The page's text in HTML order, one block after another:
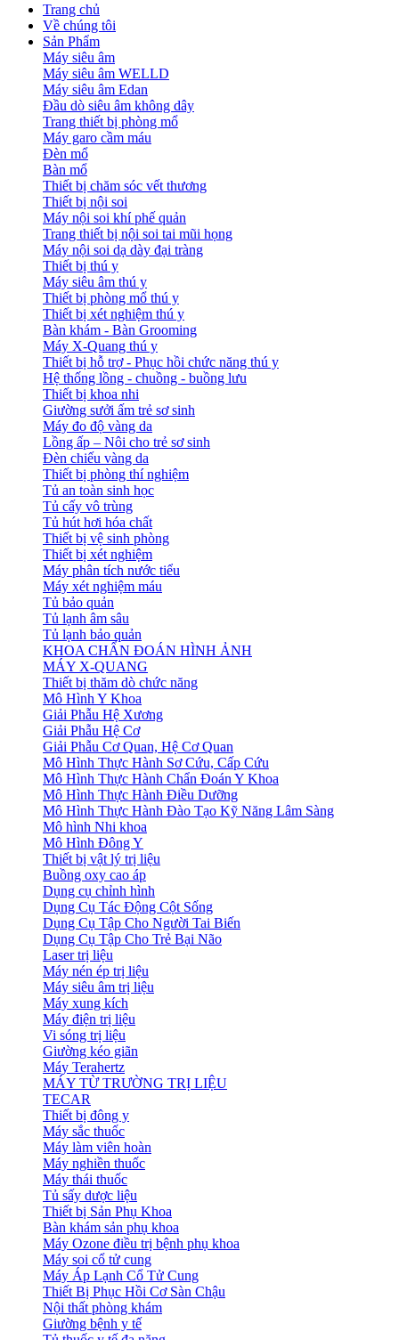
Trang chủ
Về chúng tôi
Sản Phẩm
Máy siêu âm
Máy siêu âm WELLD
Máy siêu âm Edan
Đầu dò siêu âm không dây
Trang thiết bị phòng mổ
Máy garo cầm máu
Đèn mổ
Bàn mổ
Thiết bị chăm sóc vết thương
Thiết bị nội soi
Máy nội soi khí phế quản
Trang thiết bị nội soi tai mũi họng
Máy nội soi dạ dày đại tràng
Thiết bị thú y
Máy siêu âm thú y
Thiết bị phòng mổ thú y
Thiết bị xét nghiệm thú y
Bàn khám - Bàn Grooming
Máy X-Quang thú y
Thiết bị hỗ trợ - Phục hồi chức năng thú y
Hệ thống lồng - chuồng - buồng lưu
Thiết bị khoa nhi
Giường sưởi ấm trẻ sơ sinh
Máy đo độ vàng da
Lồng ấp – Nôi cho trẻ sơ sinh
Đèn chiếu vàng da
Thiết bị phòng thí nghiệm
Tủ an toàn sinh học
Tủ cấy vô trùng
Tủ hút hơi hóa chất
Thiết bị vệ sinh phòng
Thiết bị xét nghiệm
Máy phân tích nước tiểu
Máy xét nghiệm máu
Tủ bảo quản
Tủ lạnh âm sâu
Tủ lạnh bảo quản
KHOA CHẨN ĐOÁN HÌNH ẢNH
MÁY X-QUANG
Thiết bị thăm dò chức năng
Mô Hình Y Khoa
Giải Phẫu Hệ Xương
Giải Phẫu Hệ Cơ
Giải Phẫu Cơ Quan, Hệ Cơ Quan
Mô Hình Thực Hành Sơ Cứu, Cấp Cứu
Mô Hình Thực Hành Chẩn Đoán Y Khoa
Mô Hình Thực Hành Điều Dưỡng
Mô Hình Thực Hành Đào Tạo Kỹ Năng Lâm Sàng
Mô hình Nhi khoa
Mô Hình Đông Y
Thiết bị vật lý trị liệu
Buồng oxy cao áp
Dụng cụ chỉnh hình
Dụng Cụ Tác Động Cột Sống
Dụng Cụ Tập Cho Người Tai Biến
Dụng Cụ Tập Cho Trẻ Bại Não
Laser trị liệu
Máy nén ép trị liệu
Máy siêu âm trị liệu
Máy xung kích
Máy điện trị liệu
Vi sóng trị liệu
Giường kéo giãn
Máy Terahertz
MÁY TỪ TRƯỜNG TRỊ LIỆU
TECAR
Thiết bị đông y
Máy sắc thuốc
Máy làm viên hoàn
Máy nghiền thuốc
Máy thái thuốc
Tủ sấy dược liệu
Thiết bị Sản Phụ Khoa
Bàn khám sản phụ khoa
Máy Ozone điều trị bệnh phụ khoa
Máy soi cổ tử cung
Máy Áp Lạnh Cổ Tử Cung
Thiết Bị Phục Hồi Cơ Sàn Chậu
Nội thất phòng khám
Giường bệnh y tế